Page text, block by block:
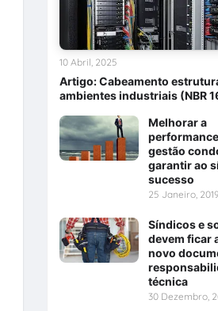
Artigo: Cabeamento
ambientes industriais (NBR
10 Abril, 2025
Melhorar a
gestão
garantir ao
sucesso
25 Janeiro, 2019
Síndicos e
devem ficar
novo
técnica
30 Dezembro,